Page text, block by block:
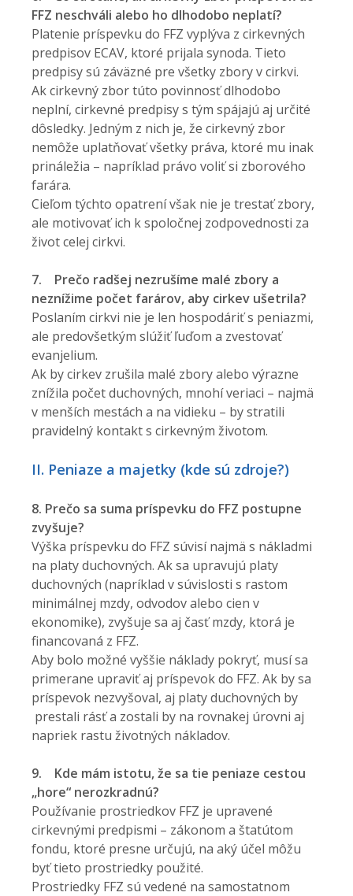
FFZ neschváli alebo ho dlhodobo neplatí?
Platenie príspevku do FFZ vyplýva z cirkevných
predpisov ECAV, ktoré prijala synoda. Tieto
predpisy sú záväzné pre všetky zbory v cirkvi.
Ak cirkevný zbor túto povinnosť dlhodobo
neplní, cirkevné predpisy s tým spájajú aj určité
dôsledky. Jedným z nich je, že cirkevný zbor
nemôže uplatňovať všetky práva, ktoré mu inak
prináležia – napríklad právo voliť si zborového
farára.
Cieľom týchto opatrení však nie je trestať zbory,
ale motivovať ich k spoločnej zodpovednosti za
život celej cirkvi.
7.
Prečo radšej nezrušíme malé zbory a
neznížime počet farárov, aby cirkev ušetrila?
Poslaním cirkvi nie je len hospodáriť s peniazmi,
ale predovšetkým slúžiť ľuďom a zvestovať
evanjelium.
Ak by cirkev zrušila malé zbory alebo výrazne
znížila počet duchovných, mnohí veriaci – najmä
v menších mestách a na vidieku – by stratili
pravidelný kontakt s cirkevným životom.
II. Peniaze a majetky (kde sú zdroje?)
8. Prečo sa suma príspevku do FFZ postupne
zvyšuje?
Výška príspevku do FFZ súvisí najmä s nákladmi
na platy duchovných. Ak sa upravujú platy
duchovných (napríklad v súvislosti s rastom
minimálnej mzdy, odvodov alebo cien v
ekonomike), zvyšuje sa aj časť mzdy, ktorá je
financovaná z FFZ.
Aby bolo možné vyššie náklady pokryť, musí sa
primerane upraviť aj príspevok do FFZ. Ak by sa
príspevok nezvyšoval, aj platy duchovných by
prestali rásť a zostali by na rovnakej úrovni aj
napriek rastu životných nákladov.
9.
Kde mám istotu, že sa tie peniaze cestou
„hore“ nerozkradnú?
Používanie prostriedkov FFZ je upravené
cirkevnými predpismi – zákonom a štatútom
fondu, ktoré presne určujú, na aký účel môžu
byť tieto prostriedky použité.
Prostriedky FFZ sú vedené na samostatnom